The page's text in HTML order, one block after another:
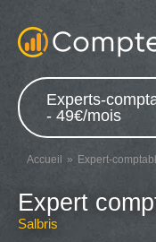
Experts-
- 49€/mois
Accueil Expert-
Expert
Salbris